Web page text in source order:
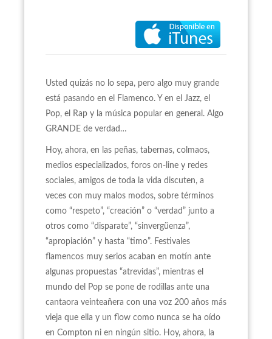
Usted quizás no lo sepa, pero algo muy grande
está pasando en el Flamenco. Y en el Jazz, el
Pop, el Rap y la música popular en general. Algo
GRANDE de verdad…
Hoy, ahora, en las peñas, tabernas, colmaos,
medios especializados, foros on-line y redes
sociales, amigos de toda la vida discuten, a
veces con muy malos modos, sobre términos
como “respeto”, “creación” o “verdad” junto a
otros como “disparate”, “sinvergüenza”,
“apropiación” y hasta “timo”. Festivales
flamencos muy serios acaban en motín ante
algunas propuestas “atrevidas”, mientras el
mundo del Pop se pone de rodillas ante una
cantaora veinteañera con una voz 200 años más
vieja que ella y un flow como nunca se ha oído
en Compton ni en ningún sitio. Hoy, ahora, la